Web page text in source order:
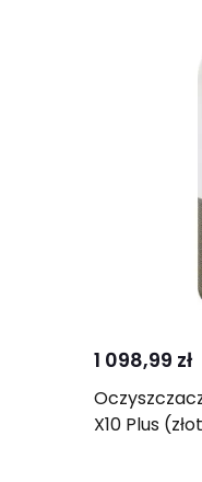
1 098,99 zł
X10 Plus